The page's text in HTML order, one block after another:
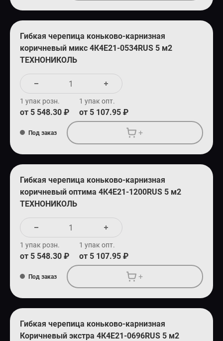
Гибкая черепица коньково-карнизная
коричневый микс 4К4Е21-0534RUS 5 м2
ТЕХНОНИКОЛЬ
1 упак розн.
от 5 548.30 ₽
1 упак опт.
от 5 107.95 ₽
Под заказ +
Гибкая черепица коньково-карнизная
коричневый оптима 4К4Е21-1200RUS 5 м2
ТЕХНОНИКОЛЬ
1 упак розн.
от 5 548.30 ₽
1 упак опт.
от 5 107.95 ₽
Под заказ +
Гибкая черепица коньково-карнизная
Коричневый экстра 4К4Е21-0696RUS 5 м2